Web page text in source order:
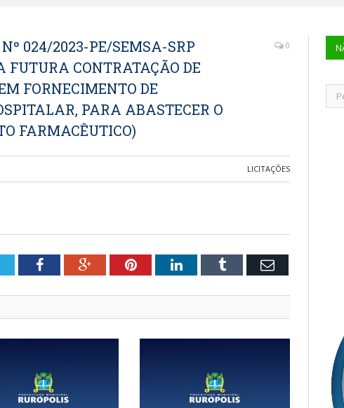
Nº 024/2023-PE/SEMSA-SRP
FUTURA CONTRATAÇÃO DE
FORNECIMENTO DE
PARA ABASTECER O
FARMACÊUTICO)
0
LICITAÇÕES
TwitterFacebookGoogle+PinterestLinkedInTumblr Email